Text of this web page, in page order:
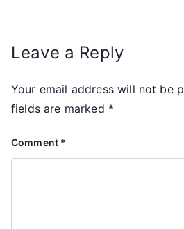
Leave a Reply
Your email address will not be
fields are marked *
Comment *